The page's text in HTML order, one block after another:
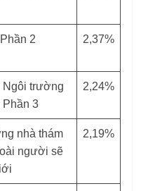
2 2,37%
Ngôi trường
Phần 3
2,24%
nhà thám
người sẽ
2,19%